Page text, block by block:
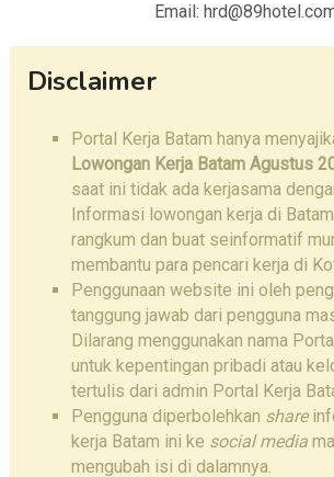
Email:
Disclaimer
Portal Kerja Batam hanya
Lowongan Kerja Batam Agustus
saat ini tidak ada kerjasama
Informasi lowongan kerja di
rangkum dan buat seinformatif
membantu para pencari kerja di
Penggunaan website ini oleh
tanggung jawab dari pengguna
Dilarang menggunakan nama
untuk kepentingan pribadi atau
tertulis dari admin Portal Kerja
Pengguna diperbolehkan share
kerja Batam ini ke social media
mengubah isi di dalamnya.